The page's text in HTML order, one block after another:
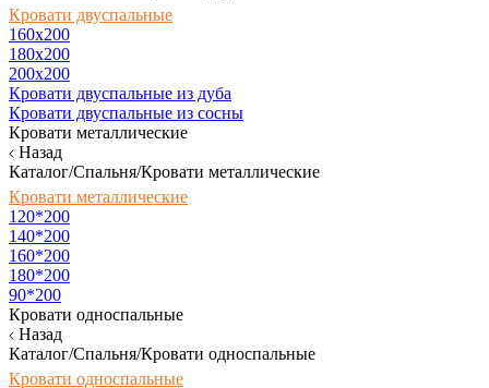
Кровати двуспальные
160х200
180x200
200x200
Кровати двуспальные из дуба
Кровати двуспальные из сосны
Кровати металлические
Назад
Каталог/Спальня/Кровати металлические
Кровати металлические
120*200
140*200
160*200
180*200
90*200
Кровати односпальные
Назад
Каталог/Спальня/Кровати односпальные
Кровати односпальные